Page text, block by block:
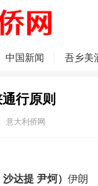
中国新闻 吾乡美
行原则
意大利侨网
达提 尹炣） 伊朗